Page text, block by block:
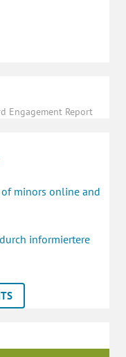
Engagement Report
minors online and
informiertere